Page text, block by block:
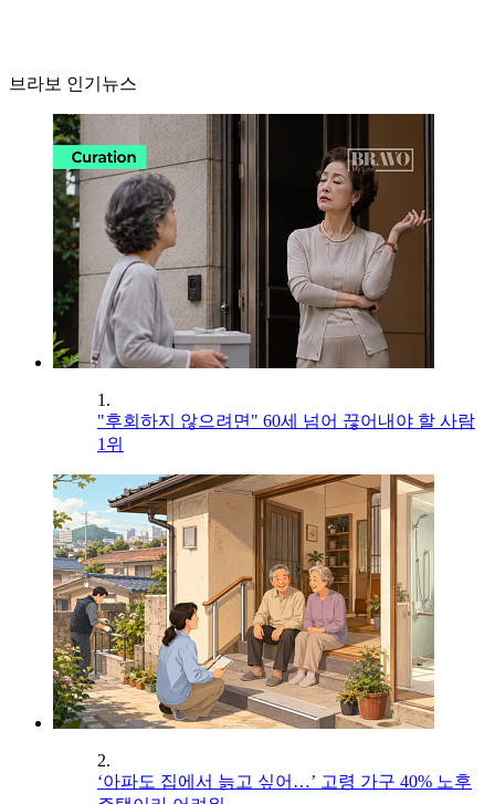
브라보 인기뉴스
1.
"후회하지 않으려면" 60세 넘어 끊어내야 할 사람
1위
2.
‘아파도 집에서 늙고 싶어…’ 고령 가구 40% 노후